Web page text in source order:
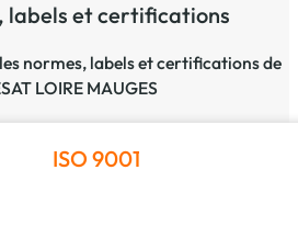
labels et certifications
normes, labels et certifications de
LOIRE MAUGES
ISO 9001